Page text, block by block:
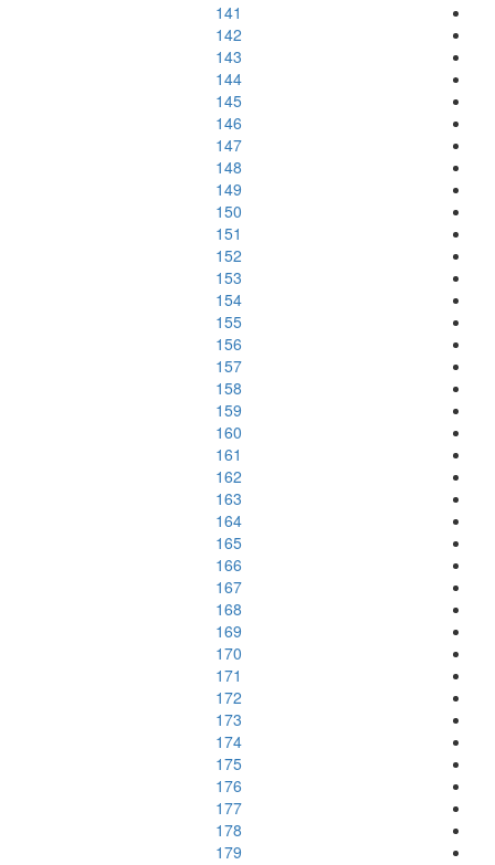
141
142
143
144
145
146
147
148
149
150
151
152
153
154
155
156
157
158
159
160
161
162
163
164
165
166
167
168
169
170
171
172
173
174
175
176
177
178
179